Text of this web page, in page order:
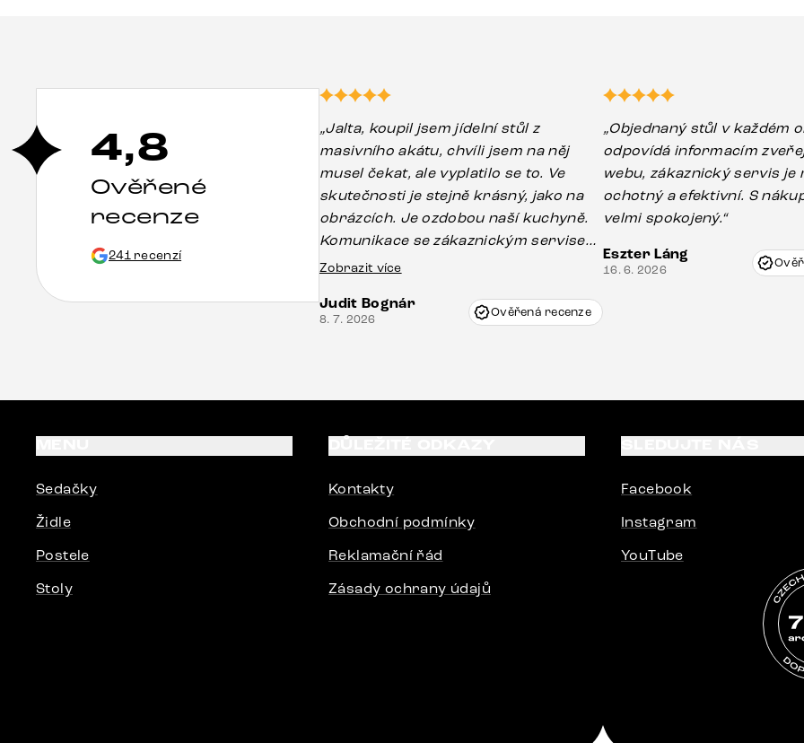
4,8
Ověřené
recenze
241 recenzí
„Jalta, koupil jsem jídelní stůl z
masivního akátu, chvíli jsem na něj
musel čekat, ale vyplatilo se to. Ve
skutečnosti je stejně krásný, jako na
obrázcích. Je ozdobou naší kuchyně.
Komunikace se zákaznickým servisem
byla naprosto v pořádku . Bylo tam
mohlo vzniknout při přepravě, ale s
pomocí pana Vincze mi velmi korektně
Zobrazit více
Judit Bognár
8. 7. 2026 Ověřená recenze
„Objednaný stůl v každém
odpovídá informacím
webu, zákaznický servis je
ochotný a efektivní. S
velmi spokojený.“
Eszter Láng
16. 6. 2026
Sedačky
Židle
Postele
Stoly
Kontakty
Obchodní podmínky
Reklamační řád
Zásady ochrany údajů
Facebook
Instagram
YouTube